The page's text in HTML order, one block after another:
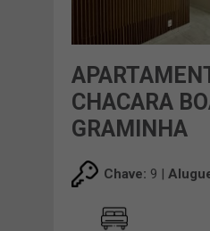
CHACARA
GRAMINHA
Chave: 9 |